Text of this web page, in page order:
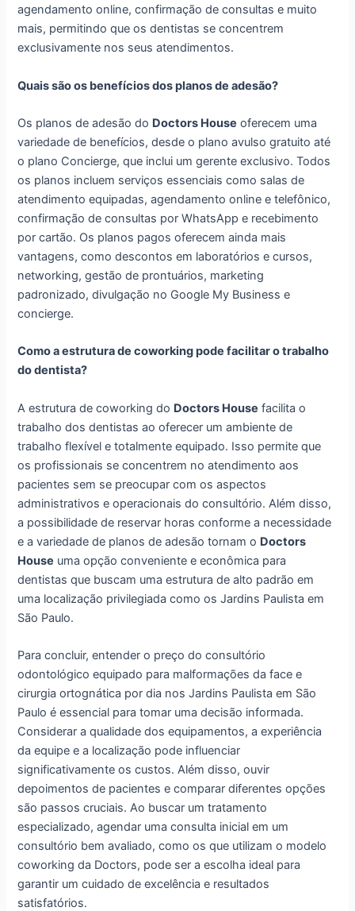
agendamento online, confirmação de consultas e muito
mais, permitindo que os dentistas se concentrem
exclusivamente nos seus atendimentos.
Quais são os benefícios dos planos de adesão?
Os planos de adesão do Doctors House oferecem uma
variedade de benefícios, desde o plano avulso gratuito até
o plano Concierge, que inclui um gerente exclusivo. Todos
os planos incluem serviços essenciais como salas de
atendimento equipadas, agendamento online e telefônico,
confirmação de consultas por WhatsApp e recebimento
por cartão. Os planos pagos oferecem ainda mais
vantagens, como descontos em laboratórios e cursos,
networking, gestão de prontuários, marketing
padronizado, divulgação no Google My Business e
concierge.
Como a estrutura de coworking pode facilitar o trabalho
do dentista?
A estrutura de coworking do Doctors House facilita o
trabalho dos dentistas ao oferecer um ambiente de
trabalho flexível e totalmente equipado. Isso permite que
os profissionais se concentrem no atendimento aos
pacientes sem se preocupar com os aspectos
administrativos e operacionais do consultório. Além disso,
a possibilidade de reservar horas conforme a necessidade
e a variedade de planos de adesão tornam o Doctors
House uma opção conveniente e econômica para
dentistas que buscam uma estrutura de alto padrão em
uma localização privilegiada como os Jardins Paulista em
São Paulo.
Para concluir, entender o preço do consultório
odontológico equipado para malformações da face e
cirurgia ortognática por dia nos Jardins Paulista em São
Paulo é essencial para tomar uma decisão informada.
Considerar a qualidade dos equipamentos, a experiência
da equipe e a localização pode influenciar
significativamente os custos. Além disso, ouvir
depoimentos de pacientes e comparar diferentes opções
são passos cruciais. Ao buscar um tratamento
especializado, agendar uma consulta inicial em um
consultório bem avaliado, como os que utilizam o modelo
coworking da Doctors, pode ser a escolha ideal para
garantir um cuidado de excelência e resultados
satisfatórios.